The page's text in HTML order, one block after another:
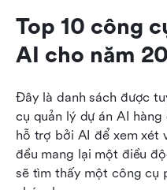
Top 10 công
AI cho năm
Đây là danh sách được
cụ quản lý dự án AI
hỗ trợ bởi AI để xem xét
đều mang lại một điều
sẽ tìm thấy một công cụ